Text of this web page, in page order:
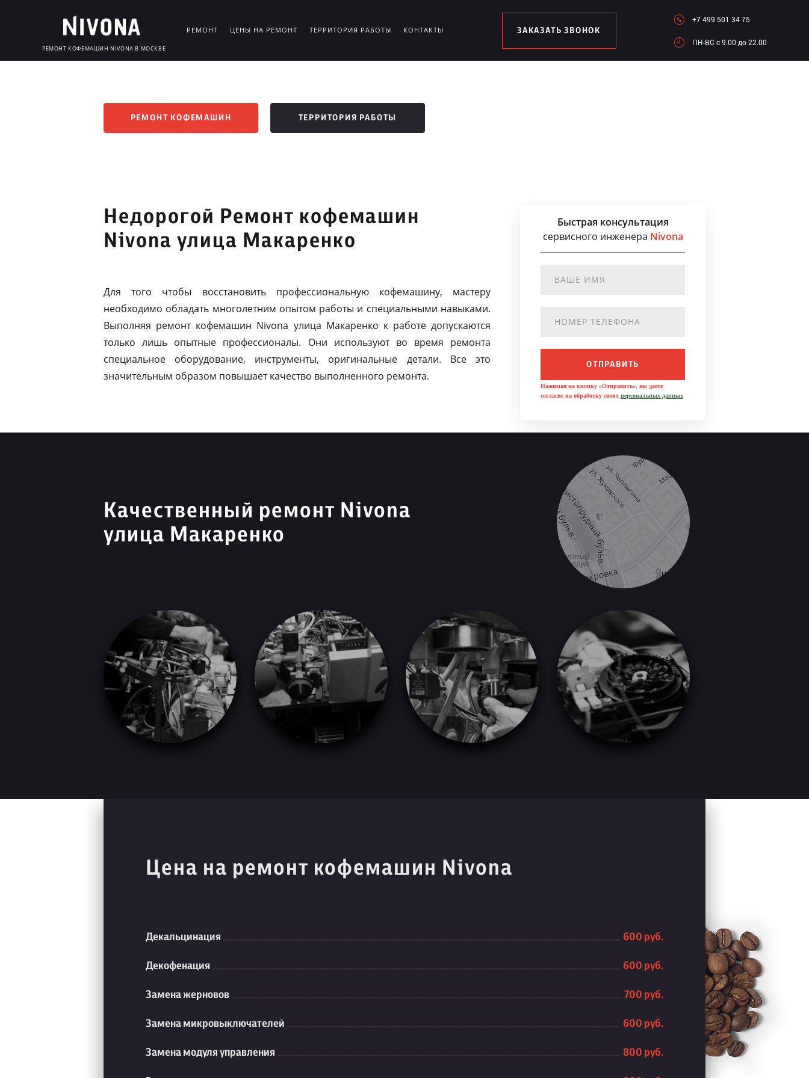
РЕМОНТ КОФЕМАШИН NIVONA В МОСКВЕ
РЕМОНТ ЦЕНЫ НА РЕМОНТ ТЕРРИТОРИЯ РАБОТЫ КОНТАКТЫ ЗАКАЗАТЬ ЗВОНОК
+7 499 501 34 75
ПН-ВC c 9.00 до 22.00
РЕМОНТ КОФЕМАШИН ТЕРРИТОРИЯ РАБОТЫ
Недорогой Ремонт кофемашин
Nivona улица Макаренко
Для того чтобы восстановить профессиональную кофемашину, мастеру
необходимо обладать многолетним опытом работы и специальными навыками.
Выполняя ремонт кофемашин Nivona улица Макаренко к работе допускаются
только лишь опытные профессионалы. Они используют во время ремонта
специальное оборудование, инструменты, оригинальные детали. Все это
значительным образом повышает качество выполненного ремонта.
Быстрая консультация
сервисного инженера Nivona
ОТПРАВИТЬ
Нажимая на кнопку «Отправить», вы даете
согласие на обработку своих персональных данных
Качественный ремонт Nivona
улица Макаренко
Цена на ремонт кофемашин Nivona
Декальцинация 600 руб.
Декофенация 600 руб.
Замена жерновов 700 руб.
Замена микровыключателей 600 руб.
Замена модуля управления 800 руб.